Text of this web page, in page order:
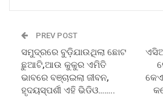
PREV POST
ସମୁଦ୍ରରେ ବୁଡ଼ିଯାଉଥିଲା ଛୋଟ
ଛୁଆଟି,ଆଉ କୁକୁର ଏମିତି
ଭାବରେ ବଞ୍ଚାଇଲା ଜୀବନ,
ହୃଦୟସ୍ପର୍ଶୀ ଏହି ଭିଡିଓ……..